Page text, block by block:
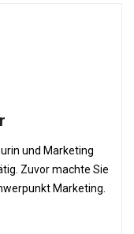
und Marketing
Zuvor machte Sie
Marketing.